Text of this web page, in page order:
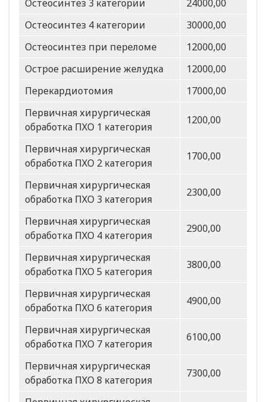
Остеосинтез 3 категории
24000,00
Остеосинтез 4 категории
30000,00
Остеосинтез при переломе
12000,00
Острое расширение желудка
12000,00
Перекардиотомия
17000,00
Первичная хирургическая
обработка ПХО 1 категория
1200,00
Первичная хирургическая
обработка ПХО 2 категория
1700,00
Первичная хирургическая
обработка ПХО 3 категория
2300,00
Первичная хирургическая
обработка ПХО 4 категория
2900,00
Первичная хирургическая
обработка ПХО 5 категория
3800,00
Первичная хирургическая
обработка ПХО 6 категория
4900,00
Первичная хирургическая
обработка ПХО 7 категория
6100,00
Первичная хирургическая
обработка ПХО 8 категория
7300,00